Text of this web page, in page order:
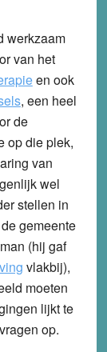
werkzaam
van het
en ook
, een heel
de
op die plek,
van
wel
stellen in
gemeente
(hij gaf
vlakbij),
moeten
lijkt te
op.